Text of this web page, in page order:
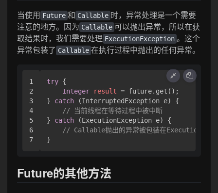
当使用 Future 和 Callable 时，异常处理是一个需要
注意的地方。因为 Callable 可以抛出异常，所以在获
取结果时，我们需要处理 ExecutionException 。这个
异常包装了 Callable 在执行过程中抛出的任何异常。
1
2
3
4
5
6
try {
Integer
result = future.get();
} catch (InterruptedException e) {
// 当前线程在等待过程中被中断
} catch (ExecutionException e) {
// Callable抛出的异常被包装在
Future的其他方法